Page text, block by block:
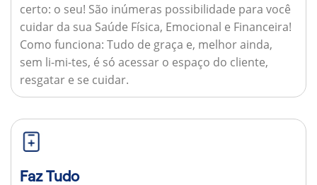
certo: o seu! São inúmeras possibilidade para você
cuidar da sua Saúde Física, Emocional e Financeira!
Como funciona: Tudo de graça e, melhor ainda,
sem li-mi-tes, é só acessar o espaço do cliente,
resgatar e se cuidar.
Faz Tudo